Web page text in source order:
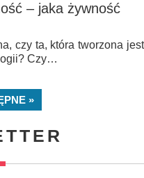
– jaka żywność
czy ta, która tworzona jest
Czy…
»